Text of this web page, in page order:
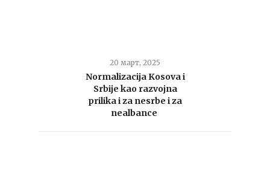
20 март, 2025
Normalizacija Kosova i
Srbije kao razvojna
prilika i za nesrbe i za
nealbance